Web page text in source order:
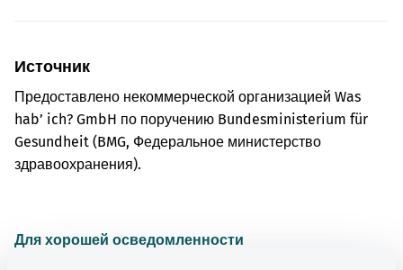
Источник
Предоставлено некоммерческой организацией Was
hab’ ich? GmbH по поручению Bundesministerium für
Gesundheit (BMG, Федеральное министерство
здравоохранения).
Для хорошей осведомленности